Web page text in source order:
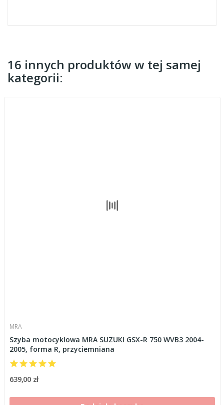
16 innych produktów w tej samej
kategorii:
MRA
Szyba motocyklowa MRA SUZUKI GSX-R 750 WVB3 2004-
2005, forma R, przyciemniana
639,00 zł